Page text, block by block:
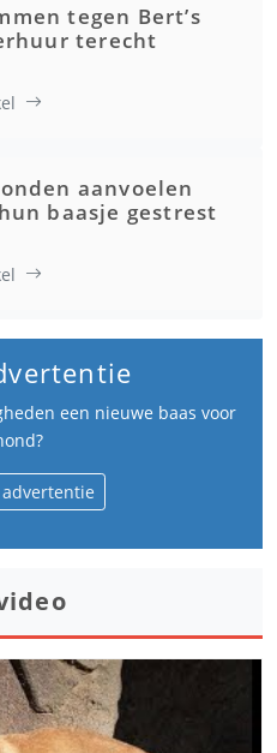
tegen Bert’s
terecht
aanvoelen
baasje gestrest
een nieuwe baas voor
advertentie